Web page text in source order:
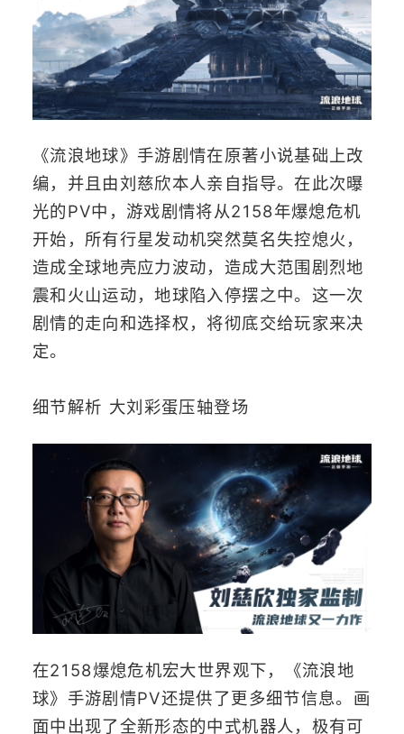
《流浪地球》手游剧情在原著小说基础上改
编，并且由刘慈欣本人亲自指导。在此次曝
光的PV中，游戏剧情将从2158年爆熄危机
开始，所有行星发动机突然莫名失控熄火，
造成全球地壳应力波动，造成大范围剧烈地
震和火山运动，地球陷入停摆之中。这一次
剧情的走向和选择权，将彻底交给玩家来决
定。
细节解析 大刘彩蛋压轴登场
在2158爆熄危机宏大世界观下，《流浪地
球》手游剧情PV还提供了更多细节信息。画
面中出现了全新形态的中式机器人，极有可